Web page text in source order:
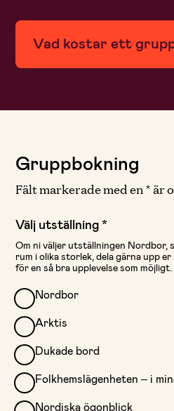
Vad kostar ett
Gruppbokning
Fält markerade med en * är
Välj utställning*
Nordbor
Arktis
Dukade bord
Folkhemslägenheten – i
Nordiska ögonblick
Om ni väljer utställningen Nordbor,
rum i olika storlek, dela gärna upp
för en så bra upplevelse som möjligt.